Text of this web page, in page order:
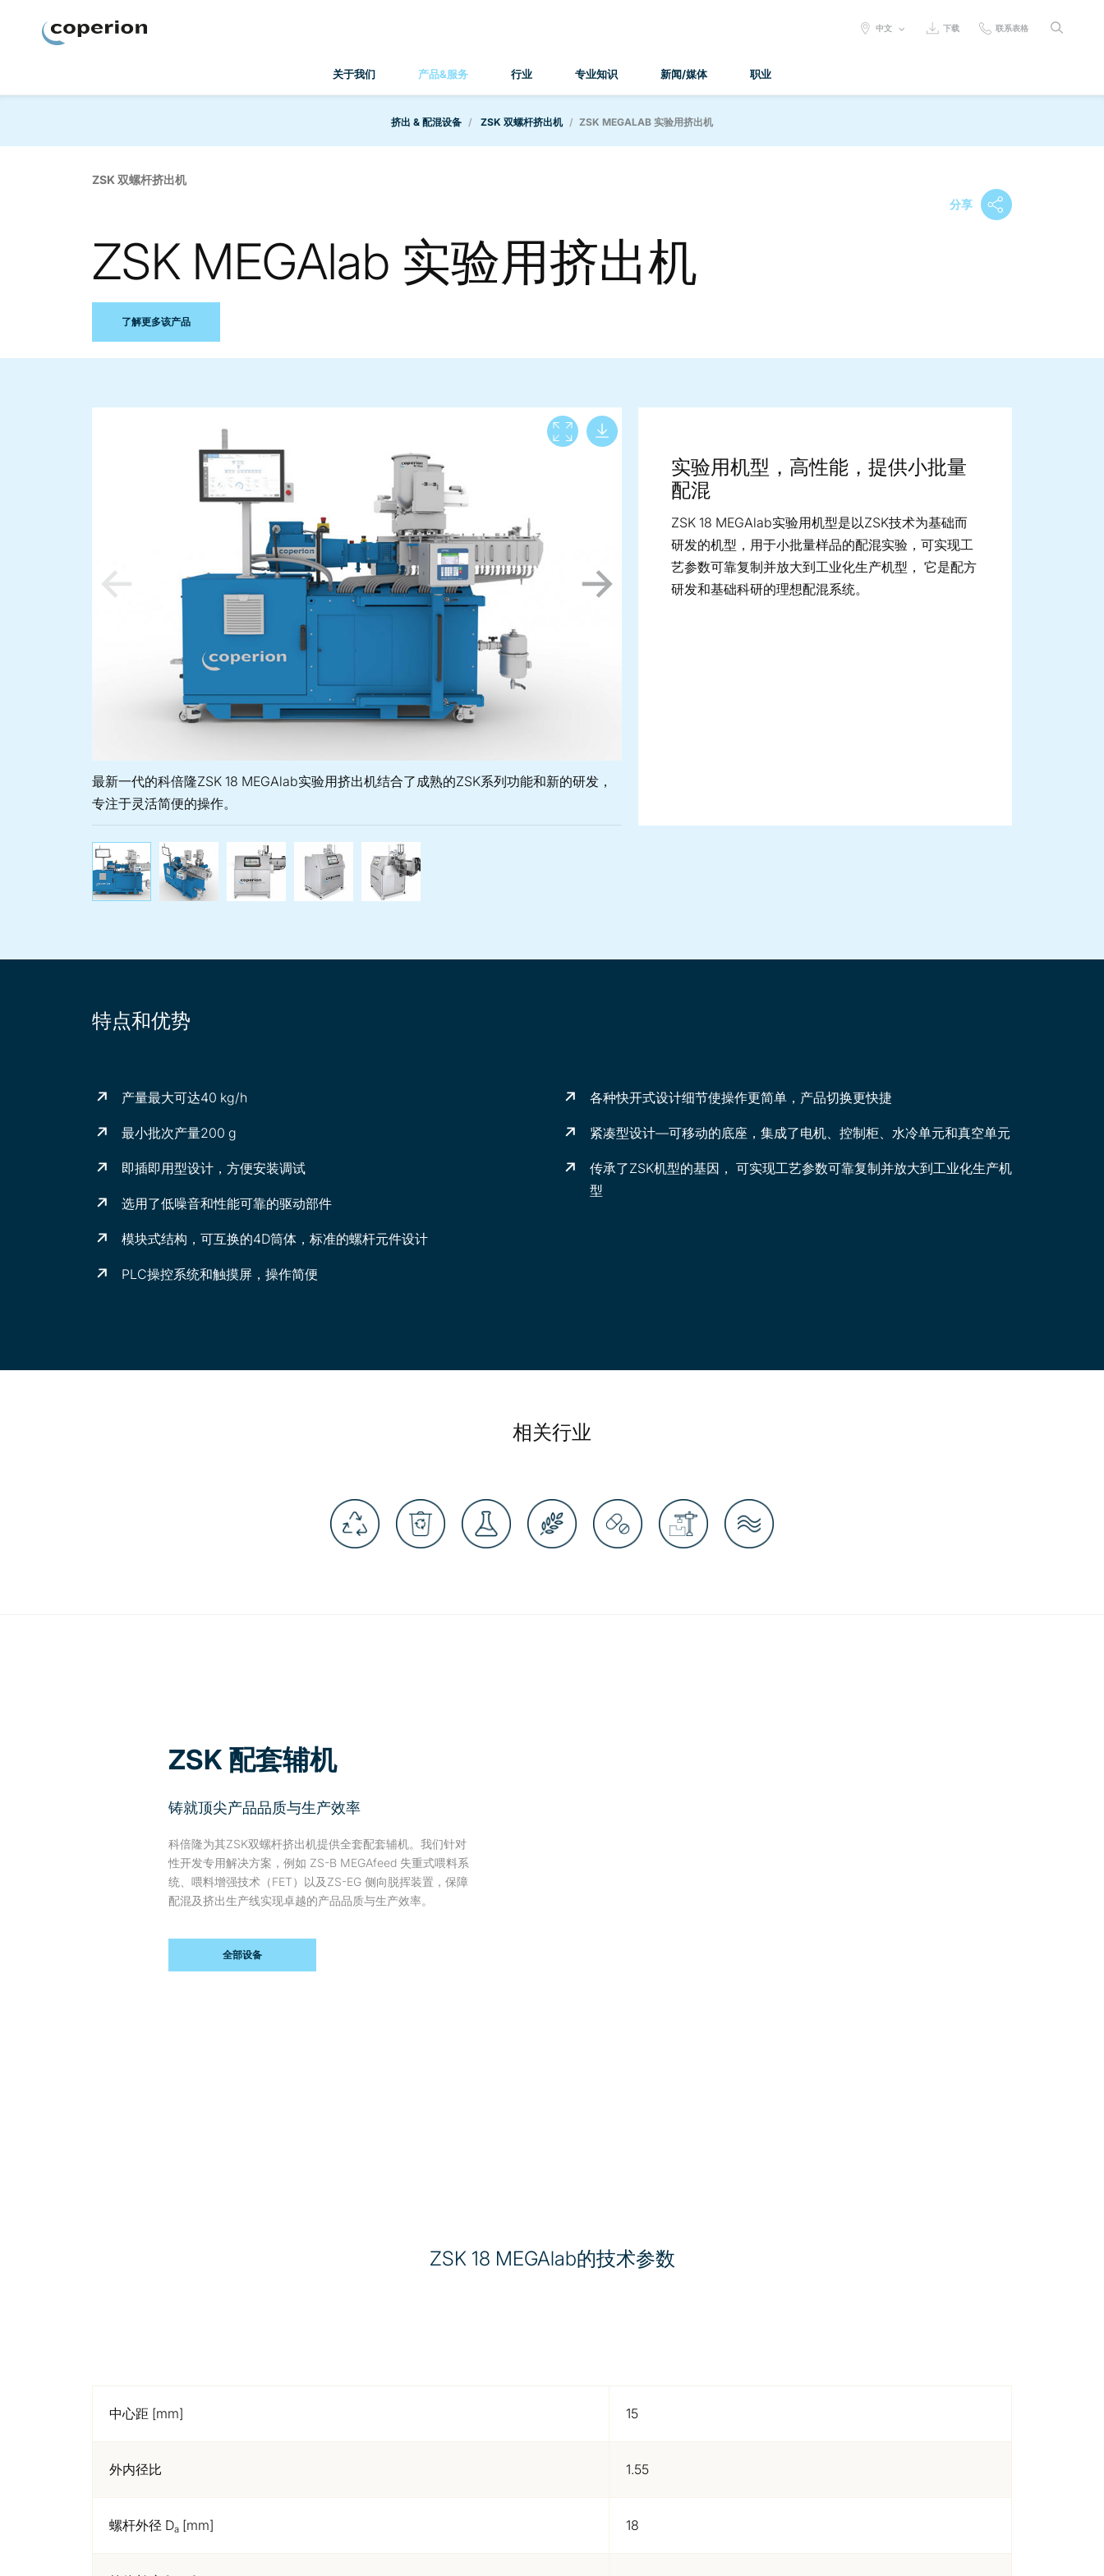
关于我们 产品&服务 行业 专业知识 新闻/媒体 职业
SELECT
中文 下载 联系表格
挤出 & 配混设备 ZSK 双螺杆挤出机 ZSK MEGALAB 实验用挤出机
ZSK 双螺杆挤出机
分享
ZSK MEGAlab 实验用挤出机
了解更多该产品
View full screen
最新一代的科倍隆ZSK 18 MEGAlab实验用挤出机结合了成熟的ZSK系列功能和新的研发，
专注于灵活简便的操作。
最新一代的科倍隆ZSK 18 MEGAlab实验用挤出机结合了成熟的ZSK系列功能和新的研发，专注于灵活简便的操作。
优化喂料平台 符合卫生行业标准设计的ZSK 18 MEGAlab实验室挤出机（针对食品和医药行业）
ZSK 18 MEGAlab实验室型双螺杆挤出机——工艺参数能够可靠复制并放大到更大工业化生产机型
实验用机型，高性能，提供小批量
配混
ZSK 18 MEGAlab实验用机型是以ZSK技术为基础而
研发的机型，用于小批量样品的配混实验，可实现工
艺参数可靠复制并放大到工业化生产机型 ， 它是配方
研发和基础科研的理想配混系统。
特点和优势
产量最大可达40 kg/h
最小批次产量200 g
即插即用型设计，方便安装调试
选用了低噪音和性能可靠的驱动部件
模块式结构，可互换的4D筒体 ，标准的螺杆元件设计
PLC操控系统和触摸屏，操作简便
各种快开式设计细节使操作更简单，产品切换更快捷
紧凑型设计—可移动的底座， 集成了电机、 控制柜、水冷单元和真空单元
传承了ZSK机型的基因 ， 可实现工艺参数可靠复制并放大到工业化生产机
型
相关行业
ZSK 配套辅机
铸就顶尖产品品质与生产效率
科倍隆为其ZSK双螺杆挤出机提供全套配套辅机。我们针对
性开发专用解决方案，例如 ZS-B MEGAfeed 失重式喂料系
统、喂料增强技术（FET）以及ZS-EG 侧向脱挥装置，保障
配混及挤出生产线实现卓越的产品品质与生产效率。
全部设备
ZSK 18 MEGAlab的技术参数
中心距 [mm] 15
外内径比 1.55
螺杆外径 Da [mm] 18